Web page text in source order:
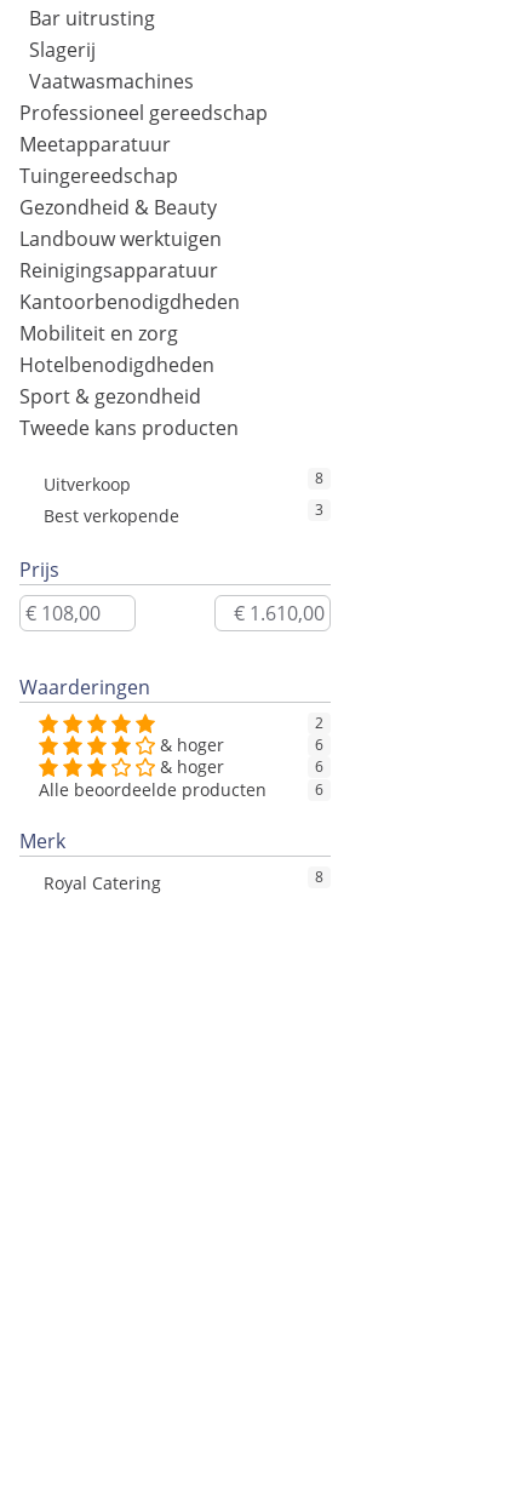
Bar uitrusting
Slagerij
Vaatwasmachines
Professioneel gereedschap
Meetapparatuur
Tuingereedschap
Gezondheid & Beauty
Landbouw werktuigen
Reinigingsapparatuur
Kantoorbenodigdheden
Mobiliteit en zorg
Hotelbenodigdheden
Sport & gezondheid
Tweede kans producten
Uitverkoop 8
Best verkopende 3
Prijs
Waarderingen
2
& hoger 6
& hoger 6
Alle beoordeelde producten 6
Merk
Royal Catering 8